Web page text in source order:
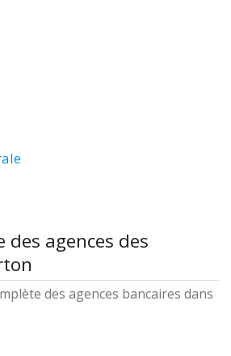
des agences des
des agences bancaires dans